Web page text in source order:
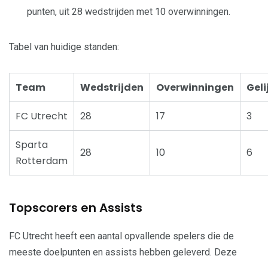
punten, uit 28 wedstrijden met 10 overwinningen.
Tabel van huidige standen:
Team Wedstrijden Overwinningen
FC Utrecht 28 17 3
Sparta
Rotterdam
28 10 6
Topscorers en Assists
FC Utrecht heeft een aantal opvallende spelers die de
meeste doelpunten en assists hebben geleverd. Deze